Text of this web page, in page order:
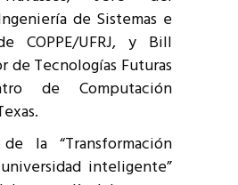
de Sistemas e
COPPE/UFRJ, y Bill
de Tecnologías Futuras
de Computación
la “Transformación
inteligente”